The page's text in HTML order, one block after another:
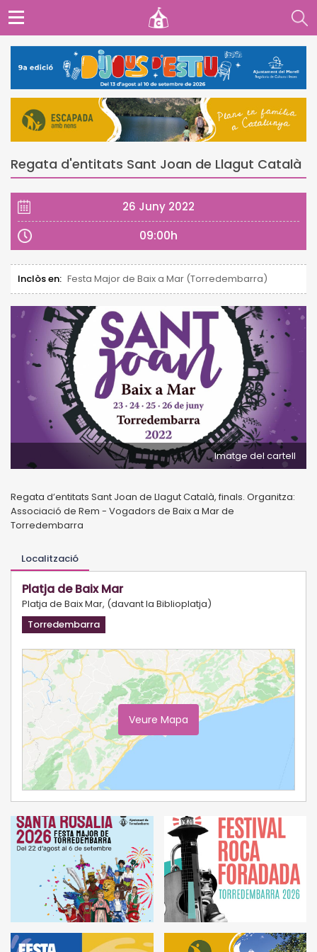
Regata d'entitats Sant Joan de Llagut Català
26 Juny 2022
09:00h
Inclòs en: Festa Major de Baix a Mar (Torredembarra)
Imatge del cartell
Regata d’entitats Sant Joan de Llagut Català, finals. Organitza:
Associació de Rem - Vogadors de Baix a Mar de
Torredembarra
Localització
Platja de Baix Mar
Platja de Baix Mar, (davant la Biblioplatja)
Torredembarra
Veure Mapa